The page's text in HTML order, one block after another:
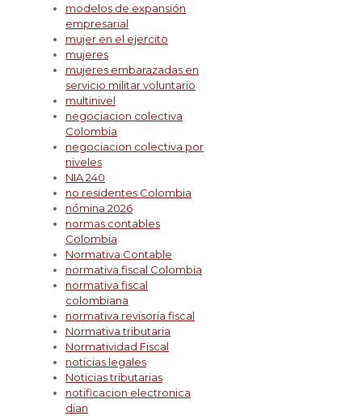
modelos de expansión
empresarial
mujer en el ejercito
mujeres
mujeres embarazadas en
servicio militar voluntario
multinivel
negociacion colectiva
Colombia
negociacion colectiva por
niveles
NIA 240
no residentes Colombia
nómina 2026
normas contables
Colombia
Normativa Contable
normativa fiscal Colombia
normativa fiscal
colombiana
normativa revisoría fiscal
Normativa tributaria
Normatividad Fiscal
noticias legales
Noticias tributarias
notificacion electronica
dian